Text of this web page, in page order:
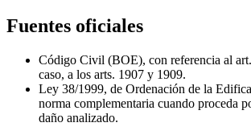
Fuentes oficiales
Código Civil (BOE), con referencia al
caso, a los arts. 1907 y 1909.
Ley 38/1999, de Ordenación de la
norma complementaria cuando proceda
daño analizado.